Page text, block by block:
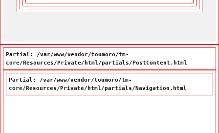
Partial: /var/www/vendor/toumoro/tm-
core/Resources/Private/html/partials/PostContent.html
Partial: /var/www/vendor/toumoro/tm-
core/Resources/Private/html/partials/Navigation.html